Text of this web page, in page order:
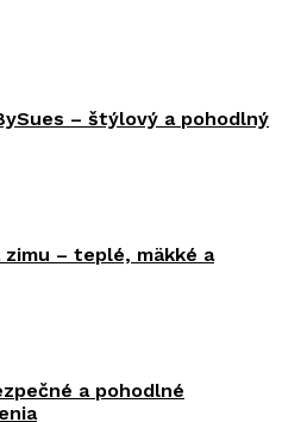
– štýlový a pohodlný
– teplé, mäkké a
a pohodlné